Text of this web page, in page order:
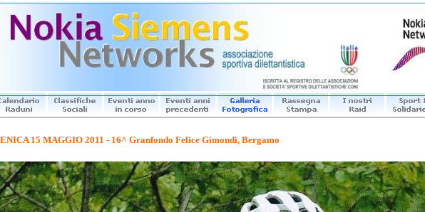
15 MAGGIO 2011 - 16^ Granfondo Felice Gimondi, Bergamo